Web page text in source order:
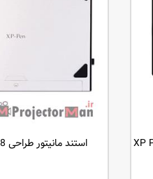
استند مانیتور طراحی XP Pen AC18